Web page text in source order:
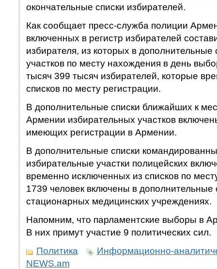
окончательные списки избирателей.
Как сообщает пресс-служба полиции
включенных в регистр избирателей
избирателя, из которых в дополнительные
участков по месту нахождения в день
тысяч 399 тысяч избирателей, которые
списков по месту регистрации.
В дополнительные списки ближайших к
Армении избирательных участков
имеющих регистрации в Армении.
В дополнительные списки
избирательные участки полицейских
временно исключенных из списков по
1739 человек включены в дополнительные
стационарных медицинских учреждениях.
Напомним, что парламентские выборы в
В них примут участие 9 политических сил.
Политика
Информационно-
NEWS.am